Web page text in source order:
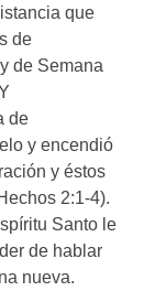
que
de
de Semana
de
y encendió
y éstos
2:1-4).
Santo le
de hablar
nueva.